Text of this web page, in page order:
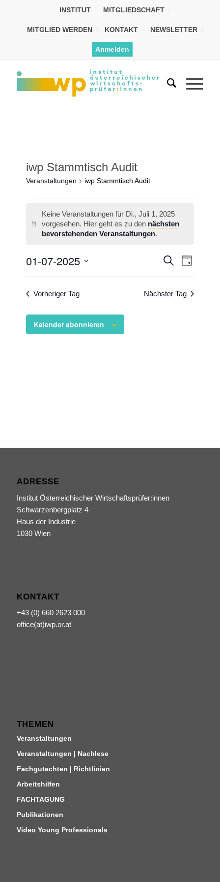
INSTITUT MITGLIEDSCHAFT
MITGLIED WERDEN KONTAKT NEWSLETTER
Anmelden
iwp Stammtisch Audit
Veranstaltungen iwp Stammtisch Audit
Hinweis
Keine Veranstaltungen für Di., Juli 1, 2025
vorgesehen. Hier geht es zu den nächsten
bevorstehenden Veranstaltungen.
Suche
und
Suche
Tag
01-07-2025
Vorheriger Tag Nächster Tag
Kalender abonnieren
ADRESSE
Institut Österreichischer Wirtschaftsprüfer:innen
Schwarzenbergplatz 4
Haus der Industrie
1030 Wien
KONTAKT
+43 (0) 660 2623 000
office(at)iwp.or.at
THEMEN
Veranstaltungen
Veranstaltungen | Nachlese
Fachgutachten | Richtlinien
Arbeitshilfen
FACHTAGUNG
Publikationen
Video Young Professionals